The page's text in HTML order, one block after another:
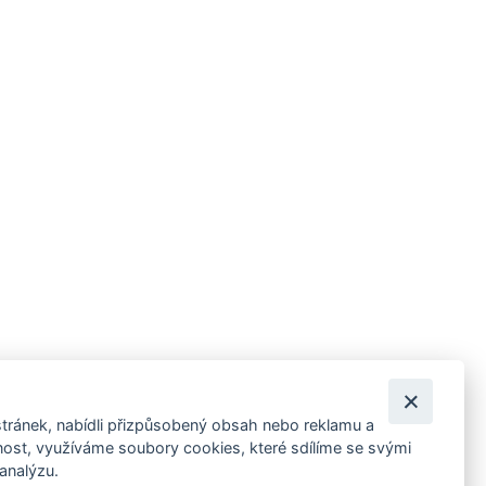
pozvánky na kulturní a sportovní akce?
nabídli přizpůsobený obsah nebo reklamu a
využíváme soubory cookies, které sdílíme se svými